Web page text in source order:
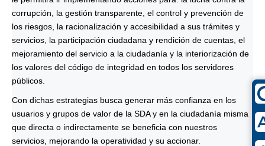
corrupción, la gestión transparente, el control y prevención de
los riesgos, la racionalización y accesibilidad a sus trámites y
servicios, la participación ciudadana y rendición de cuentas, el
mejoramiento del servicio a la ciudadanía y la interiorización de
los valores del código de integridad en todos los servidores
públicos.
Con dichas estrategias busca generar más confianza en los
usuarios y grupos de valor de la SDA y en la ciudadanía misma
que directa o indirectamente se beneficia con nuestros
servicios, mejorando la operatividad y su accionar.